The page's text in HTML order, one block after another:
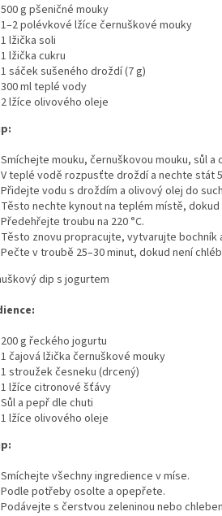
500 g pšeničné mouky
1–2 polévkové lžíce černuškové mouky
1 lžička soli
1 lžička cukru
1 sáček sušeného droždí (7 g)
300 ml teplé vody
2 lžíce olivového oleje
Smíchejte mouku, černuškovou mouku, sůl a
V teplé vodě rozpusťte droždí a nechte stát
Přidejte vodu s droždím a olivový olej do
Těsto nechte kynout na teplém místě,
Předehřejte troubu na 220 °C.
Těsto znovu propracujte, vytvarujte bochník
Pečte v troubě 25–30 minut, dokud není
dip s jogurtem
200 g řeckého jogurtu
1 čajová lžička černuškové mouky
1 stroužek česneku (drcený)
1 lžíce citronové šťávy
Sůl a pepř dle chuti
1 lžíce olivového oleje
Smíchejte všechny ingredience v míse.
Podle potřeby osolte a opepřete.
Podávejte s čerstvou zeleninou nebo